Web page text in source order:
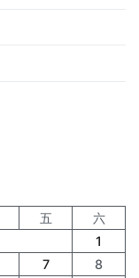
五
六
1
7
8